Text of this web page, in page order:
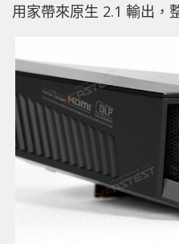
用家帶來原生 2.1 輸出，